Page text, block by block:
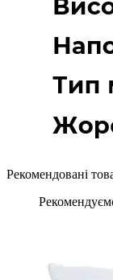
Рекомендовані